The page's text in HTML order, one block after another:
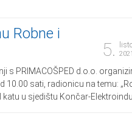
5.
Robne i
s PRIMACOŠPED d.o.o.
10.00 sati, radionicu na temu:
u sjedištu Končar-